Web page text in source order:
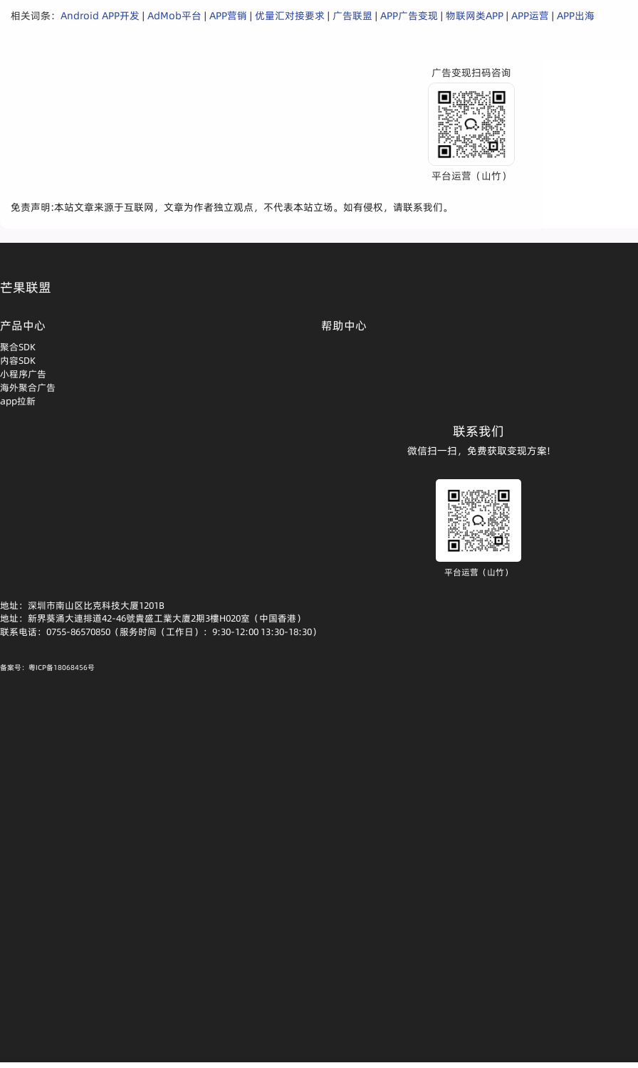
相关词条： Android APP开发 | AdMob平台 | APP营销 | 优量汇对接要求 | 广告联盟 | APP广告变现 | 物联网类APP | APP运营 | APP出海
广告变现扫码咨询
平台运营（山竹）
免责声明:本站文章来源于互联网，文章为作者独立观点，不代表本站立场。如有侵权，请联系我们。
芒果联盟
产品中心
聚合SDK
内容SDK
小程序广告
海外聚合广告
app拉新
帮助中心
联系我们
微信扫一扫，免费获取变现方案!
平台运营（山竹）
地址：深圳市南山区比克科技大厦1201B
地址：新界葵涌大連排道42-46號貴盛工業大廈2期3樓H020室（中国香港）
联系电话：0755-86570850（服务时间（工作日）：9:30-12:00 13:30-18:30）
备案号：粤ICP备18068456号